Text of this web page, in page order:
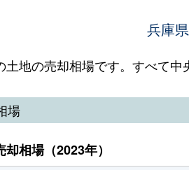
兵庫
地の売却相場です。すべて中
場
相場（2023年）